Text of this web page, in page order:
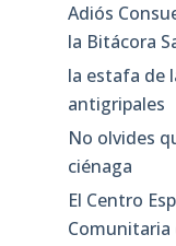
Adiós
la Bitácora
la estafa de
antigripales
No olvides
ciénaga
El Centro
Comunitaria